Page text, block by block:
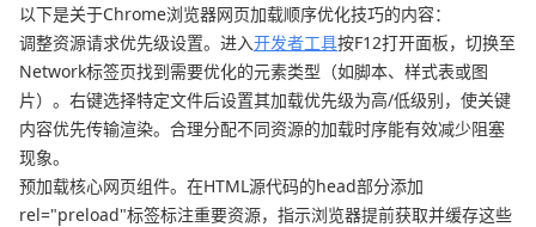
以下是关于Chrome浏览器网页加载顺序优化技巧的内容：
调整资源请求优先级设置。进入开发者工具按F12打开面板，切换至
Network标签页找到需要优化的元素类型（如脚本、样式表或图
片）。右键选择特定文件后设置其加载优先级为高/低级别，使关键
内容优先传输渲染。合理分配不同资源的加载时序能有效减少阻塞
现象。
预加载核心网页组件。在HTML源代码的head部分添加
rel="preload"标签标注重要资源，指示浏览器提前获取并缓存这些